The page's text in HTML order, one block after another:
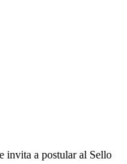
invita a postular al Sello